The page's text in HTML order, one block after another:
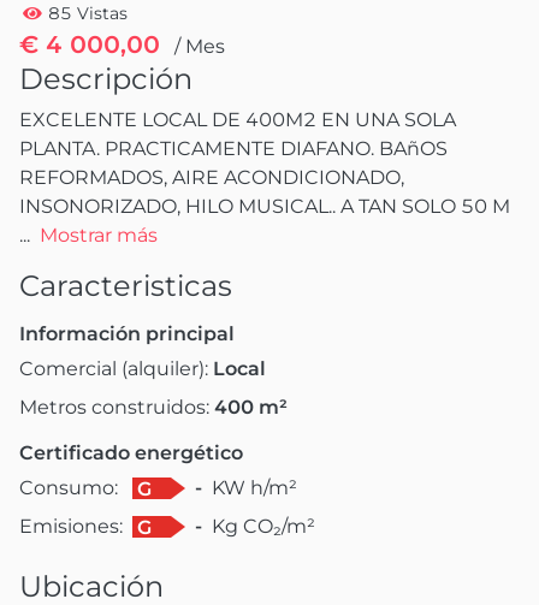
85 Vistas
€ 4 000,00 / Mes
Descripción
EXCELENTE LOCAL DE 400M2 EN UNA SOLA
PLANTA. PRACTICAMENTE DIAFANO. BAñOS
REFORMADOS, AIRE ACONDICIONADO,
INSONORIZADO, HILO MUSICAL.. A TAN SOLO 50 M
... Mostrar más
Caracteristicas
Información principal
Comercial (alquiler): Local
Metros construidos: 400 m²
Certificado energético
Consumo:
G - KW h/m²
Emisiones:
G - Kg CO₂/m²
Ubicación